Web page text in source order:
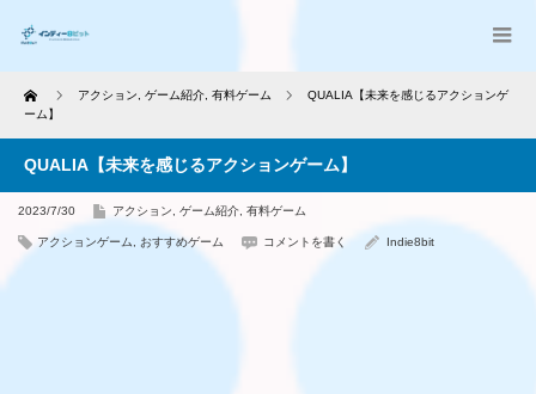
Home アクション ゲーム紹介 有料ゲーム
QUALIA【未来を感じるアクションゲ
ーム】
QUALIA【未来を感じるアクションゲーム】
2023/7/30 アクション ゲーム紹介 有料ゲーム
アクションゲーム おすすめゲーム コメントを書く Indie8bit